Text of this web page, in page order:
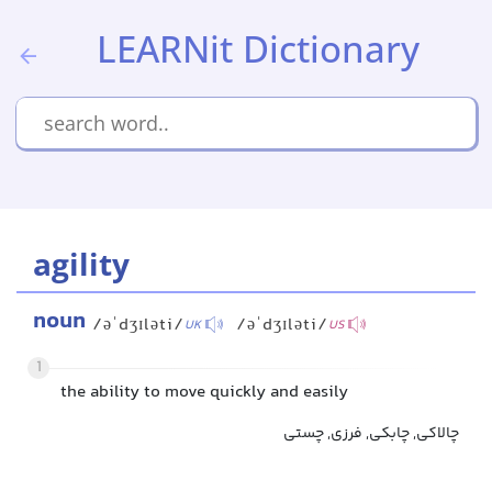
LEARNit Dictionary
agility
noun /əˈdʒɪləti/UK /əˈdʒɪləti/US
1
the ability to move quickly and easily
چالاکی, چابکی, فرزی, چستی